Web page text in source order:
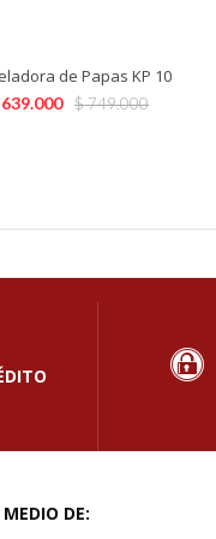
de Papas KP 10
$749.000
639.000
DE: